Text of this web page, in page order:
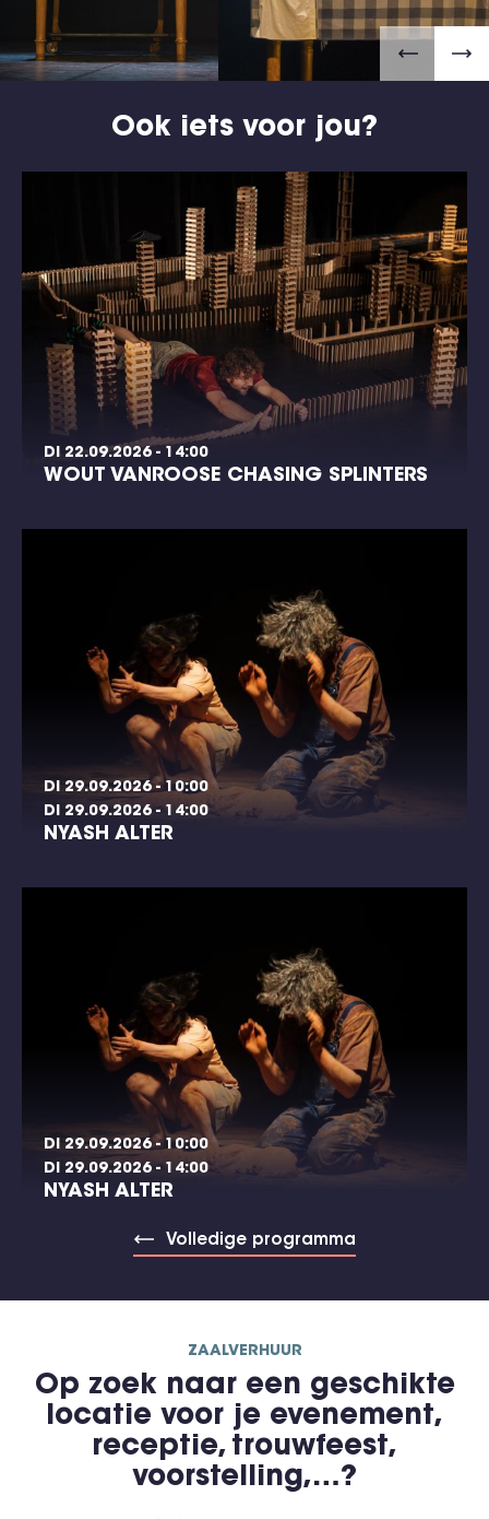
Ook iets voor jou?
DI 22.09.2026 - 14:00
WOUT VANROOSE CHASING SPLINTERS
DI 29.09.2026 - 10:00
DI 29.09.2026 - 14:00
NYASH ALTER
DI 29.09.2026 - 10:00
DI 29.09.2026 - 14:00
NYASH ALTER
Volledige programma
ZAALVERHUUR
Op zoek naar een geschikte
locatie voor je evenement,
receptie, trouwfeest,
voorstelling,…?